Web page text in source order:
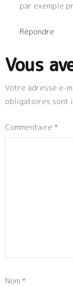
par exemple
Répondre
Vous
Votre adresse e-
obligatoires sont
Commentaire *
Nom *